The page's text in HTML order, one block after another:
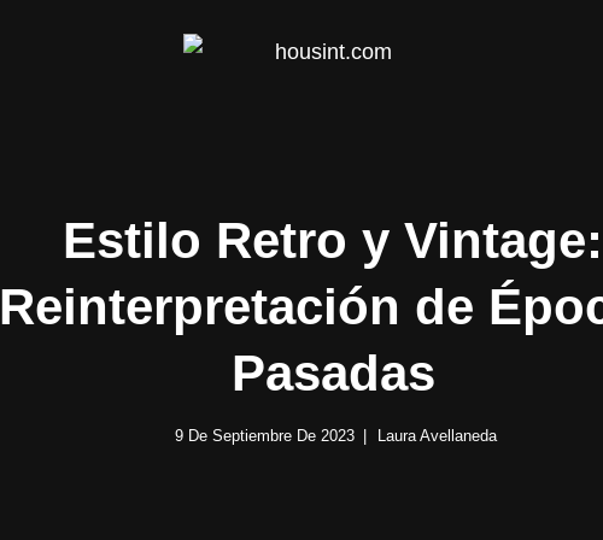
Estilo Retro y Vintage:
Reinterpretación de
Pasadas
9 De Septiembre De 2023 Laura Avellaneda